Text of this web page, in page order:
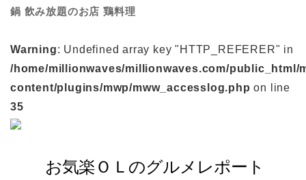
鍋 飲み放題のお店 鶏料理
Warning: Undefined array key "HTTP_REFERER" in
/home/millionwaves/millionwaves.com/public_html/
content/plugins/mwp/mww_accesslog.php on line
35